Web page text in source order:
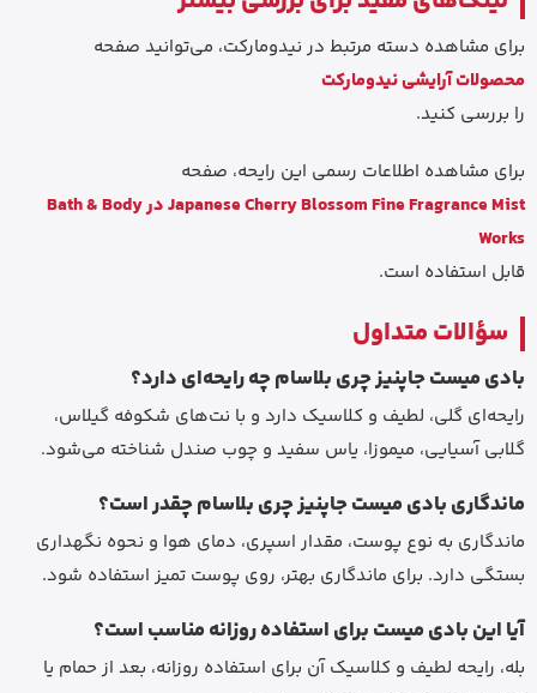
برای مشاهده دسته مرتبط در نیدومارکت، می‌توانید صفحه
محصولات آرایشی نیدومارکت
را بررسی کنید.
برای مشاهده اطلاعات رسمی این رایحه، صفحه
Japanese Cherry Blossom Fine Fragrance Mist در Bath & Body
Works
قابل استفاده است.
سؤالات متداول
بادی میست جاپنیز چری بلاسام چه رایحه‌ای دارد؟
رایحه‌ای گلی، لطیف و کلاسیک دارد و با نت‌های شکوفه گیلاس،
گلابی آسیایی، میموزا، یاس سفید و چوب صندل شناخته می‌شود.
ماندگاری بادی میست جاپنیز چری بلاسام چقدر است؟
ماندگاری به نوع پوست، مقدار اسپری، دمای هوا و نحوه نگهداری
بستگی دارد. برای ماندگاری بهتر، روی پوست تمیز استفاده شود.
آیا این بادی میست برای استفاده روزانه مناسب است؟
بله، رایحه لطیف و کلاسیک آن برای استفاده روزانه، بعد از حمام یا